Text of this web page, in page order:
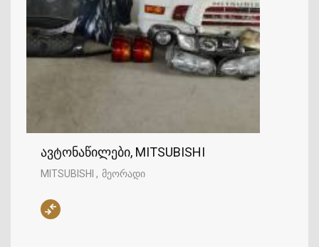
ავტონაწილები, MITSUBISHI
MITSUBISHI მეორადი